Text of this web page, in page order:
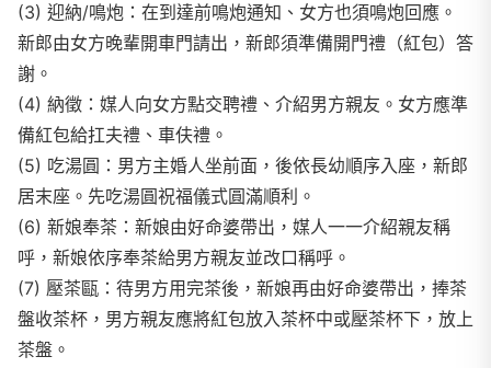
(3) 迎納/鳴炮：在到達前鳴炮通知、女方也須鳴炮回應。
新郎由女方晚輩開車門請出，新郎須準備開門禮（紅包）答
謝。
(4) 納徵：媒人向女方點交聘禮、介紹男方親友。女方應準
備紅包給扛夫禮、車伕禮。
(5) 吃湯圓：男方主婚人坐前面，後依長幼順序入座，新郎
居末座。先吃湯圓祝福儀式圓滿順利。
(6) 新娘奉茶：新娘由好命婆帶出，媒人一一介紹親友稱
呼，新娘依序奉茶給男方親友並改口稱呼。
(7) 壓茶甌：待男方用完茶後，新娘再由好命婆帶出，捧茶
盤收茶杯，男方親友應將紅包放入茶杯中或壓茶杯下，放上
茶盤。